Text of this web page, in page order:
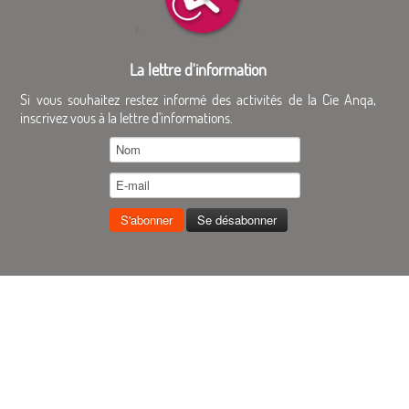
La lettre d'information
Si vous souhaitez restez informé des activités de la Cie Anqa,
inscrivez vous à la lettre d'informations.